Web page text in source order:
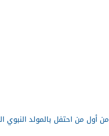
من أول من احتفل بالمولد النبوي